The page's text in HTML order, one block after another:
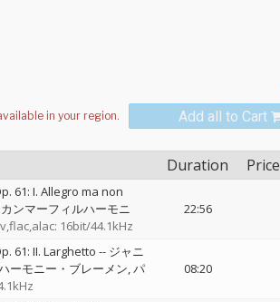
Add all to Cart
Duration Price
61: I. Allegro ma non
ンマーフィルハーモニ
16bit/44.1kHz
22:56
61: II. Larghetto -- ジャニ
ーモニー・ブレーメン パ
08:20